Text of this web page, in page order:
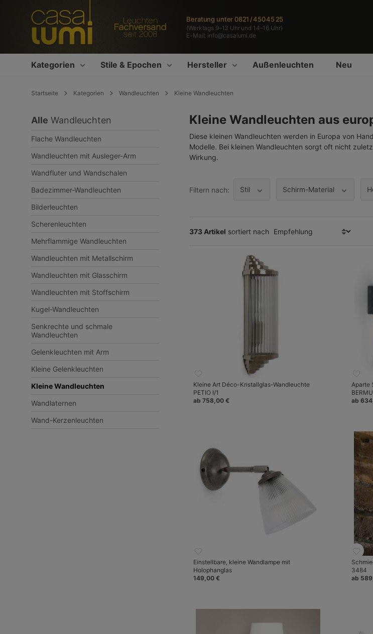
Zur Hauptnavigation springen
Beratung unter 0821 / 450 45 25
(Werktags 9–13 Uhr und 14–16 Uhr)
E-Mail: info@casalumi.de
Kategorien Stile & Epochen Hersteller Außenleuchten Neu
Startseite Kategorien Wandleuchten Kleine Wandleuchten
Alle Wandleuchten
Flache Wandleuchten
Wandleuchten mit Ausleger-Arm
Wandfluter und Wandschalen
Badezimmer-Wandleuchten
Bilderleuchten
Scherenleuchten
Mehrflammige Wandleuchten
Wandleuchten mit Metallschirm
Wandleuchten mit Glasschirm
Wandleuchten mit Stoffschirm
Kugel-Wandleuchten
Senkrechte und schmale
Wandleuchten
Gelenkleuchten mit Arm
Kleine Gelenkleuchten
Kleine Wandleuchten
Wandlaternen
Wand-Kerzenleuchten
Kleine Wandleuchten aus
Diese kleinen Wandleuchten werden in Europa von
Modelle. Bei kleinen Wandleuchten sorgt oft nicht
Wirkung.
Filtern nach: Schirm-Material
Stil
373 Artikel sortiert nach
Kleine Art Déco-Kristallglas-Wandleuchte
PETIO I/1
ab 758,00 €
Aparte
ab
Einstellbare, kleine Wandlampe mit
Holophanglas
149,00 €
3484
ab